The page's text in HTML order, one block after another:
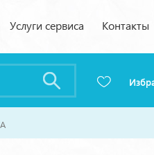
Услуги сервиса Контакты